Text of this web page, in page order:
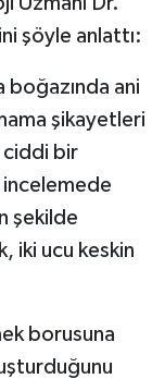
şöyle anlattı:
ani
şikayetleri
ciddi bir
incelemede
şekilde
iki ucu keskin
borusuna